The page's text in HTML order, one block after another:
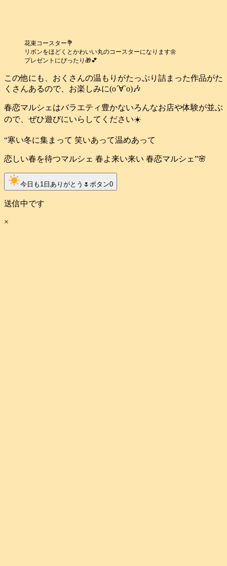
花束コースター💐
リボンをほどくとかわいい丸のコースターになります🌼
プレゼントにぴったり🎁💕
この他にも、おくさんの温もりがたっぷり詰まった作品がた
くさんあるので、お楽しみに(о´∀`о)🎶
春恋マルシェはバラエティ豊かないろんなお店や体験が並ぶ
ので、ぜひ遊びにいらしてください☀️
“寒い冬に集まって 笑いあって温めあって
恋しい春を待つマルシェ 春よ来い来い 春恋マルシェ”🌸
clear_day今日も1日ありがとう🌷ボタン0
送信中です
×